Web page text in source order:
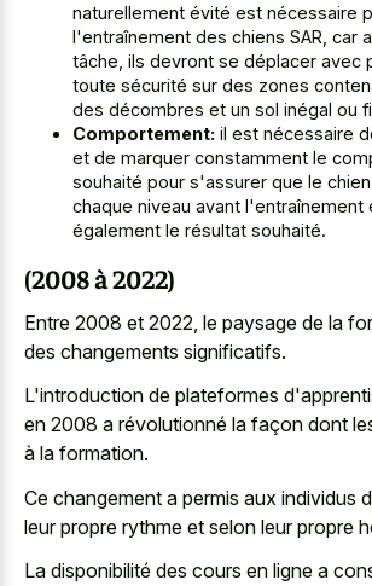
naturellement évité est nécessaire
l'entraînement des chiens SAR, car
tâche, ils devront se déplacer avec
toute sécurité sur des zones
des décombres et un sol inégal ou
Comportement: il est nécessaire
et de marquer constamment le
souhaité pour s'assurer que le
chaque niveau avant
également le résultat souhaité.
(2008 à 2022)
Entre 2008 et 2022, le paysage de la
des changements significatifs.
L'introduction de plateformes
en 2008 a révolutionné la façon dont
à la formation.
Ce changement a permis aux individus
leur propre rythme et selon leur propre
La disponibilité des cours en ligne a